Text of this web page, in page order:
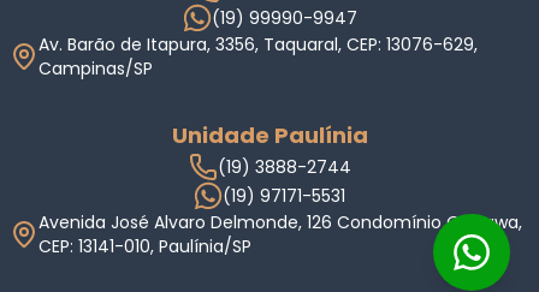
(19) 99990-9947
Av. Barão de Itapura, 3356, Taquaral, CEP: 13076-629,
Campinas/SP
Unidade Paulínia
(19) 3888-2744
(19) 97171-5531
Avenida José Alvaro Delmonde, 126 Condomínio Okinawa,
CEP: 13141-010, Paulínia/SP